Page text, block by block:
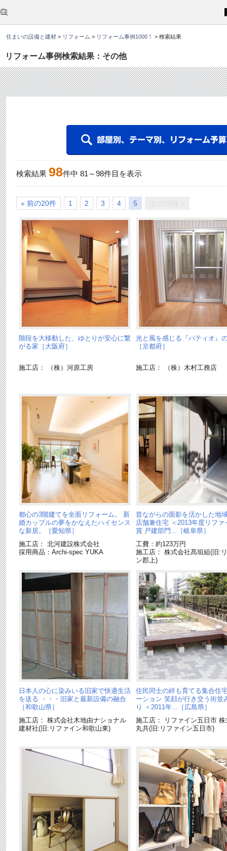
住まいの設備と建材 > リフォーム > リフォーム事例1000！ > 検索結果
リフォーム事例検索結果：その他
こ
か
ら
文
す
検索結果 98件中 81 ～98件目を表示
« 前の20件 1 2 3 4 5
階段を大移動した、ゆとりが安心に繋
がる家［大阪府］
施工店： （株）河原工房
光と風を感じる『パティオ』
［京都府］
施工店： （株）木村工務店
都心の3階建てを全面リフォーム。 新
婚カップルの夢をかなえたハイセンス
な新居。［愛知県］
施工店： 北河建設株式会社
採用商品：Archi-spec YUKA
昔ながらの面影を活かした地
店舗兼住宅 ＜2013年度リファ
賞 戸建部門...［岐阜県］
工費：約123万円
施工店： 株式会社髙垣組(旧:
ン郡上)
日本人の心に染みいる旧家で快適生活
を送る ・・・旧家と最新設備の融合
［和歌山県］
施工店： 株式会社木地由ナショナル
建材社(旧:リファイン和歌山東)
住民同士の絆も育てる集合住
ーション 笑顔が行き交う街並
り ＜2011年...［広島県］
施工店： リファイン五日市 株
丸共(旧:リファイン五日市)